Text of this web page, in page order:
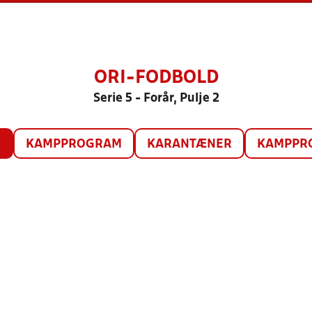
ORI-FODBOLD
Serie 5 - Forår, Pulje 2
KAMPPROGRAM KARANTÆNER